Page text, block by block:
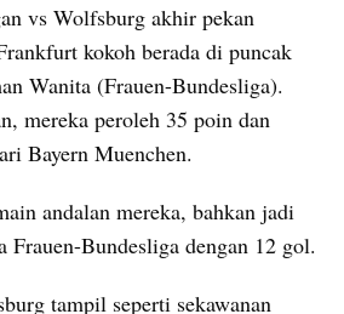
vs Wolfsburg akhir pekan
kokoh berada di puncak
Wanita (Frauen-Bundesliga).
mereka peroleh 35 poin dan
Bayern Muenchen.
andalan mereka, bahkan jadi
Frauen-Bundesliga dengan 12 gol.
tampil seperti sekawanan